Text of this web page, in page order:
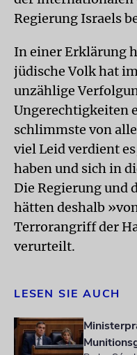
Regierung Israels
In einer Erklärung
jüdische Volk hat
unzählige
Ungerechtigkeiten
schlimmste von
viel Leid verdient
haben und sich in
Die Regierung und
hätten deshalb
Terrorangriff der
verurteilt.
LESEN SIE AUCH